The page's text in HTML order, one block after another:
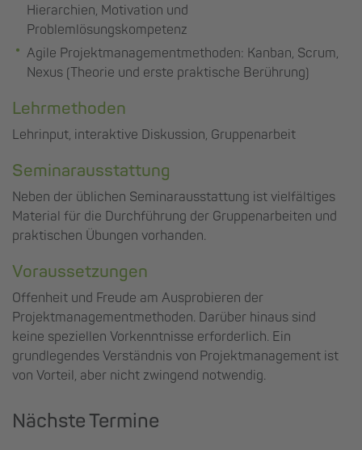
Hierarchien, Motivation und
Problemlösungskompetenz
Agile Projektmanagementmethoden: Kanban, Scrum,
Nexus (Theorie und erste praktische Berührung)
Lehrmethoden
Lehrinput, interaktive Diskussion, Gruppenarbeit
Seminarausstattung
Neben der üblichen Seminarausstattung ist vielfältiges
Material für die Durchführung der Gruppenarbeiten und
praktischen Übungen vorhanden.
Voraussetzungen
Offenheit und Freude am Ausprobieren der
Projektmanagementmethoden. Darüber hinaus sind
keine speziellen Vorkenntnisse erforderlich. Ein
grundlegendes Verständnis von Projektmanagement ist
von Vorteil, aber nicht zwingend notwendig.
Nächste Termine